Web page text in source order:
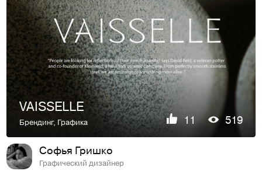
VAISSELLE
Брендинг, Графика 11 519
Софья Гришко
Графический дизайнер